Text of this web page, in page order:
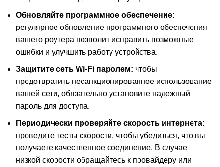
Обновляйте программное обеспечение:
регулярное обновление программного обеспечения
вашего роутера позволит исправить возможные
ошибки и улучшить работу устройства.
Защитите сеть Wi-Fi паролем: чтобы
предотвратить несанкционированное использование
вашей сети, обязательно установите надежный
пароль для доступа.
Периодически проверяйте скорость интернета:
проведите тесты скорости, чтобы убедиться, что вы
получаете качественное соединение. В случае
низкой скорости обращайтесь к провайдеру или